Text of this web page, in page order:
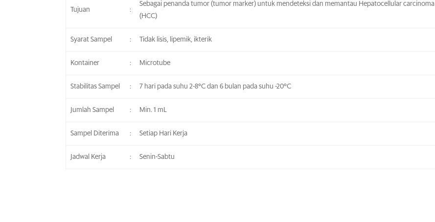
Tujuan :
Sebagai penanda tumor (tumor marker) untuk mendeteksi dan memantau Hepatocellular carcinoma
(HCC)
Syarat Sampel : Tidak lisis, lipemik, ikterik
Kontainer : Microtube
Stabilitas Sampel : 7 hari pada suhu 2-8°C dan 6 bulan pada suhu -20°C
Jumlah Sampel : Min. 1 mL
Sampel Diterima : Setiap Hari Kerja
Jadwal Kerja : Senin-Sabtu